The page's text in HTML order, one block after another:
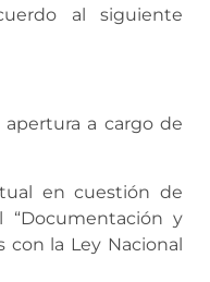
al siguiente
apertura a cargo de
en cuestión de
“Documentación y
con la Ley Nacional